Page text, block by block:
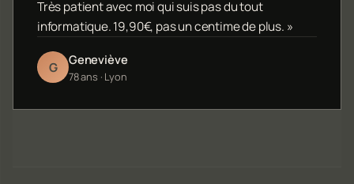
Très patient avec moi qui suis pas du tout
informatique. 19,90€, pas un centime de plus. »
G Geneviève
78 ans · Lyon